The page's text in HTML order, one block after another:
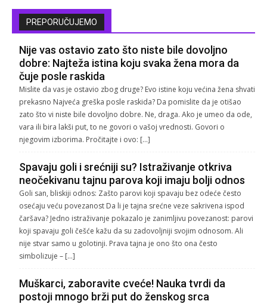
PREPORUČUJEMO
Nije vas ostavio zato što niste bile dovoljno
dobre: Najteža istina koju svaka žena mora da
čuje posle raskida
Mislite da vas je ostavio zbog druge? Evo istine koju većina žena shvati
prekasno Najveća greška posle raskida? Da pomislite da je otišao
zato što vi niste bile dovoljno dobre. Ne, draga. Ako je umeo da ode,
vara ili bira lakši put, to ne govori o vašoj vrednosti. Govori o
njegovim izborima. Pročitajte i ovo: […]
Spavaju goli i srećniji su? Istraživanje otkriva
neočekivanu tajnu parova koji imaju bolji odnos
Goli san, bliskiji odnos: Zašto parovi koji spavaju bez odeće često
osećaju veću povezanost Da li je tajna srećne veze sakrivena ispod
čaršava? Jedno istraživanje pokazalo je zanimljivu povezanost: parovi
koji spavaju goli češće kažu da su zadovoljniji svojim odnosom. Ali
nije stvar samo u golotinji. Prava tajna je ono što ona često
simbolizuje – […]
Muškarci, zaboravite cveće! Nauka tvrdi da
postoji mnogo brži put do ženskog srca